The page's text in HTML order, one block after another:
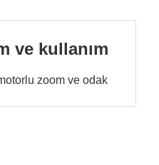
ve kullanım
zoom ve odak